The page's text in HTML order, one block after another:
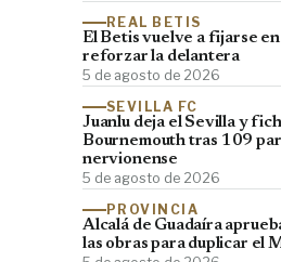
REAL BETIS
El Betis vuelve a fijarse
reforzar la delantera
5 de agosto de 2026
SEVILLA FC
Juanlu deja el Sevilla y
Bournemouth tras 109
nervionense
5 de agosto de 2026
PROVINCIA
Alcalá de Guadaíra
las obras para duplicar el